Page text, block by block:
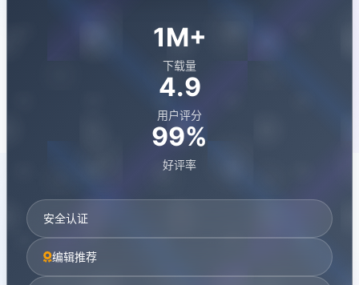
1M+
下载量
4.9
用户评分
99%
好评率
安全认证
编辑推荐